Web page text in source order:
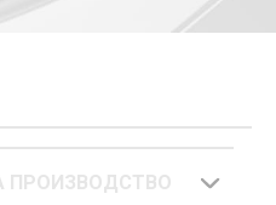
ПРОИЗВОДСТВО